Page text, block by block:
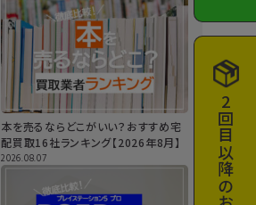
2回目以降の
本を売るならどこがいい？おすすめ宅
配買取16社ランキング【2026年8月】
2026.08.07